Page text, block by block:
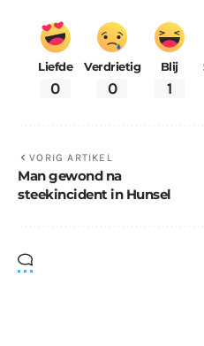
Liefde
0
Verdrietig
0
Blij
1
VORIG ARTIKEL
Man gewond na
steekincident in Hunsel